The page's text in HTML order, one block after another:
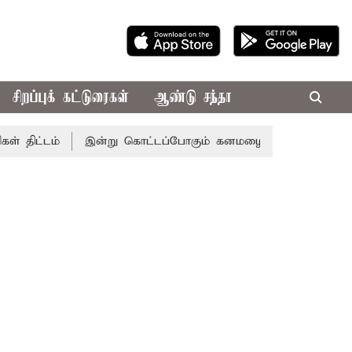
சிறப்புக் கட்டுரைகள் ஆண்டு சந்தா
இன்று கொட்டப்போகும் கனமழை.. எந்தெந்த